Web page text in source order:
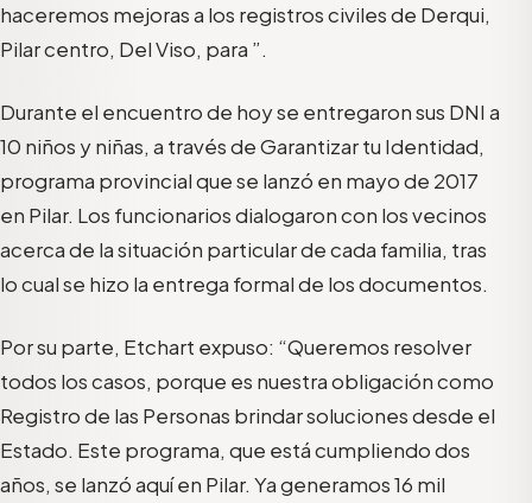
haceremos mejoras a los registros civiles de Derqui,
Pilar centro, Del Viso, para ”.
Durante el encuentro de hoy se entregaron sus DNI a
10 niños y niñas, a través de Garantizar tu Identidad,
programa provincial que se lanzó en mayo de 2017
en Pilar. Los funcionarios dialogaron con los vecinos
acerca de la situación particular de cada familia, tras
lo cual se hizo la entrega formal de los documentos.
Por su parte, Etchart expuso: “Queremos resolver
todos los casos, porque es nuestra obligación como
Registro de las Personas brindar soluciones desde el
Estado. Este programa, que está cumpliendo dos
años, se lanzó aquí en Pilar. Ya generamos 16 mil